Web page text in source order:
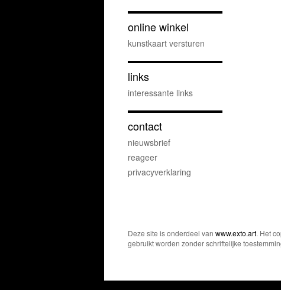
online winkel
kunstkaart versturen
links
interessante links
contact
nieuwsbrief
reageer
privacyverklaring
Deze site is onderdeel van www.exto.art. Het
gebruikt worden zonder schriftelijke